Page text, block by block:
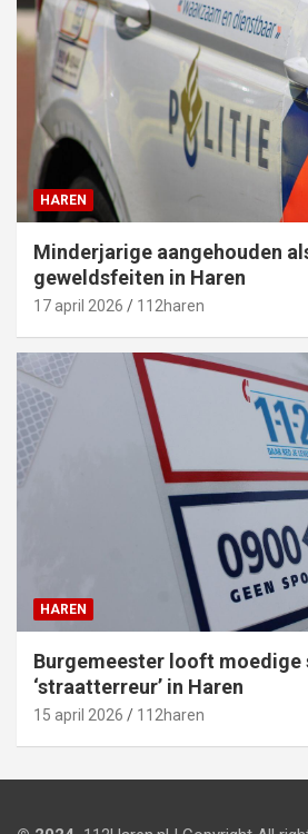
HAREN
Minderjarige aangehouden
geweldsfeiten in Haren
17 april 2026 112haren
HAREN
Burgemeester looft moedige
‘straatterreur’ in Haren
15 april 2026 112haren